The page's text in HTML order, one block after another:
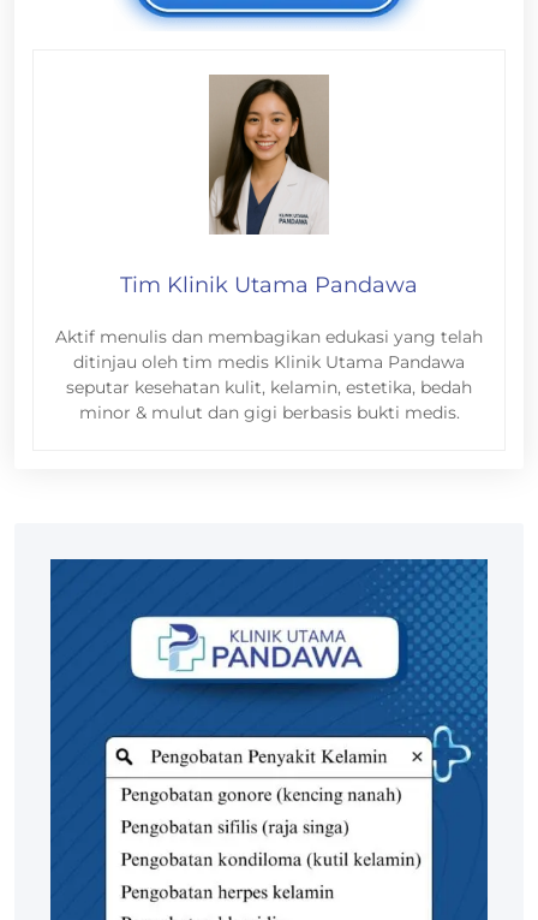
Tim Klinik Utama Pandawa
Aktif menulis dan membagikan edukasi yang telah
ditinjau oleh tim medis Klinik Utama Pandawa
seputar kesehatan kulit, kelamin, estetika, bedah
minor & mulut dan gigi berbasis bukti medis.